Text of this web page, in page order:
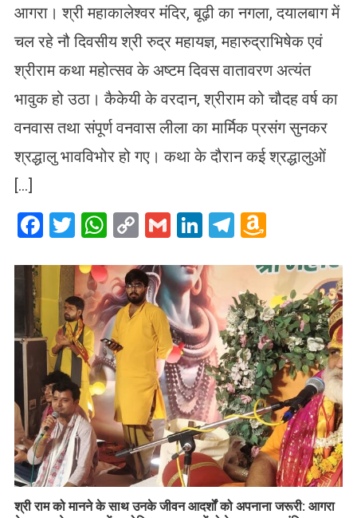
आगरा। श्री महाकालेश्वर मंदिर, बूढ़ी का नगला, दयालबाग में
चल रहे नौ दिवसीय श्री रुद्र महायज्ञ, महारुद्राभिषेक एवं
श्रीराम कथा महोत्सव के अष्टम दिवस वातावरण अत्यंत
भावुक हो उठा। कैकेयी के वरदान, श्रीराम को चौदह वर्ष का
वनवास तथा संपूर्ण वनवास लीला का मार्मिक प्रसंग सुनकर
श्रद्धालु भावविभोर हो गए। कथा के दौरान कई श्रद्धालुओं
[…]
Facebook
Twitter
WhatsApp
CopyGmailLinkedIn
Telegram
List
​श्री राम को मानने के साथ उनके जीवन आदर्शों को अपनाना जरूरी: आगरा